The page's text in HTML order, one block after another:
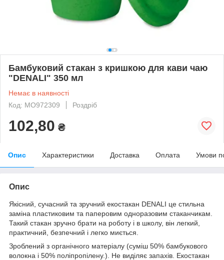
Бамбуковий стакан з кришкою для кави чаю
"DENALI" 350 мл
Немає в наявності
Код: MO972309
Роздріб
102,80 ₴
Опис Характеристики Доставка Оплата Умови
Опис
Якісний, сучасний та зручний екостакан DENALI це стильна
заміна пластиковим та паперовим одноразовим стаканчикам.
Такий стакан зручно брати на роботу і в школу, він легкий,
практичний, безпечний і легко миється.
Зроблений з органічного матеріалу (суміш 50% бамбукового
волокна і 50% поліпропілену.). Не виділяє запахів. Екостакан